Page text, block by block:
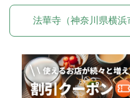
法華寺（神奈川県横